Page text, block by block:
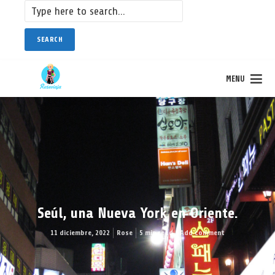
SEARCH
MENU
Seúl, una Nueva York en Oriente.
11 diciembre, 2022 Rose 5 min read Add comment